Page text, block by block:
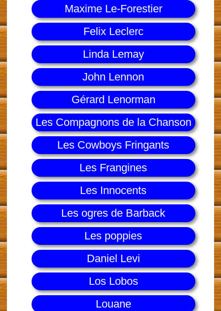
Maxime Le-Forestier
Felix Leclerc
Linda Lemay
John Lennon
Gérard Lenorman
Les Compagnons de la Chanson
Les Cowboys Fringants
Les Frangines
Les Innocents
Les ogres de Barback
Les poppies
Daniel Levi
Los Lobos
Louane